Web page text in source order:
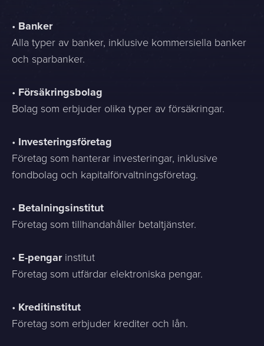
• Banker
Alla typer av banker, inklusive kommersiella banker
och sparbanker.
• Försäkringsbolag
Bolag som erbjuder olika typer av försäkringar.
• Investeringsföretag
Företag som hanterar investeringar, inklusive
fondbolag och kapitalförvaltningsföretag.
• Betalningsinstitut
Företag som tillhandahåller betaltjänster.
• E-pengarinstitut
Företag som utfärdar elektroniska pengar.
• Kreditinstitut
Företag som erbjuder krediter och lån.